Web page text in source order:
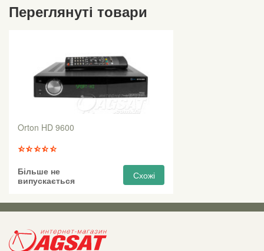
Переглянуті товари
Orton HD 9600
Більше не
випускається
Схожі